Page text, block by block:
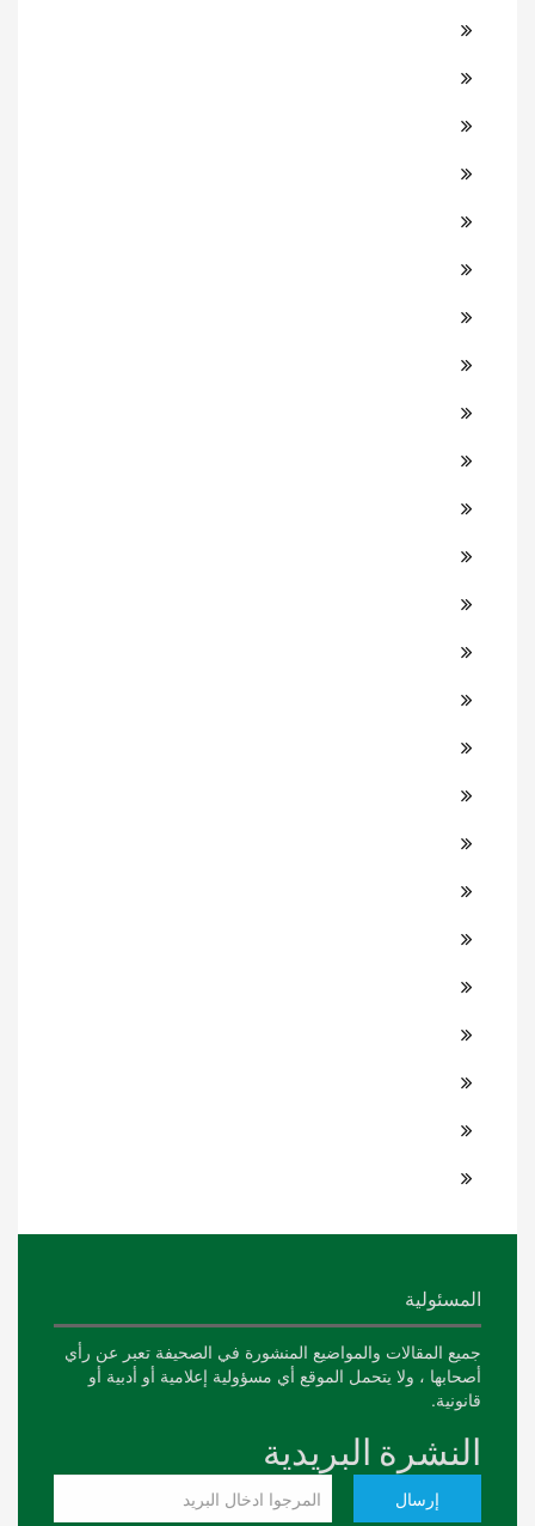
المسئولية
جميع المقالات والمواضيع المنشورة في الصحيفة تعبر عن رأي
أصحابها ، ولا يتحمل الموقع أي مسؤولية إعلامية أو أدبية أو
قانونية.
النشرة البريدية